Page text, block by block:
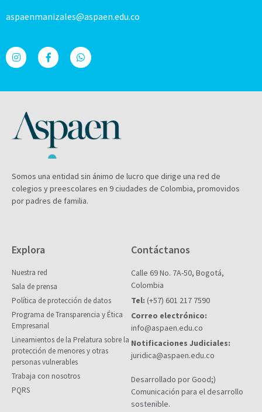
aspaenmanizales@aspaen.edu.co
Somos una entidad sin ánimo de lucro que dirige una red de
colegios y preescolares en 9 ciudades de Colombia, promovidos
por padres de familia.
Explora
Nuestra red
Sala de prensa
Política de protección de datos
Programa de Transparencia y Ética
Empresarial
Lineamientos de la Prelatura sobre la
protección de menores y otras
personas vulnerables
Trabaja con nosotros
PQRS
Contáctanos
Calle 69 No. 7A-50, Bogotá,
Colombia
Tel: (+57) 601 217 7590
Correo electrónico:
info@aspaen.edu.co
Notificaciones Judiciales:
juridica@aspaen.edu.co
Desarrollado por Good;)
Comunicación para el desarrollo
sostenible.